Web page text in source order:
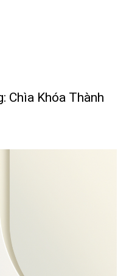
Chìa Khóa Thành